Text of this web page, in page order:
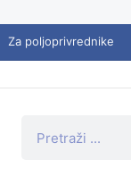
Za poljoprivrednike